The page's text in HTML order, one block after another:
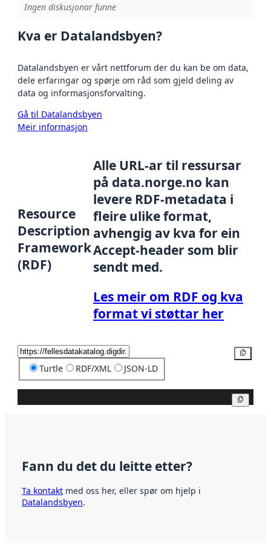
Ingen diskusjonar funne
Kva er Datalandsbyen?
Datalandsbyen er vårt nettforum der du kan be om data,
dele erfaringar og spørje om råd som gjeld deling av
data og informasjonsforvalting.
Gå til Datalandsbyen
Meir informasjon
Resource
Description
Framework
(RDF)
Alle URL-ar til ressursar
på data.norge.no kan
levere RDF-metadata i
fleire ulike format,
avhengig av kva for ein
Accept-header som blir
sendt med.
Les meir om RDF og kva
format vi støttar her
Turtle RDF/XML JSON-LD
Fann du det du leitte etter?
Ta kontakt med oss her, eller spør om hjelp i
Datalandsbyen.